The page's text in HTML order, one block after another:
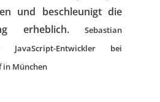
und beschleunigt die
erheblich.
Sebastian
Entwickler bei
München